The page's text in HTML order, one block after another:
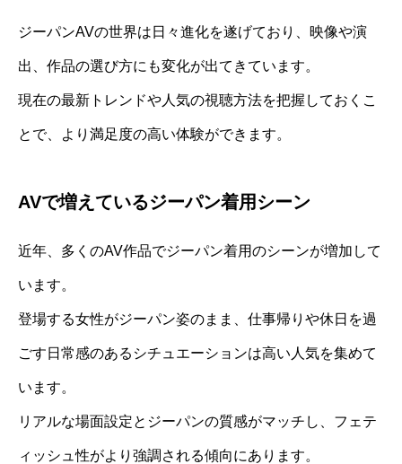
ジーパンAVの世界は日々進化を遂げており、映像や演
出、作品の選び方にも変化が出てきています。
現在の最新トレンドや人気の視聴方法を把握しておくこ
とで、より満足度の高い体験ができます。
AVで増えているジーパン着用シーン
近年、多くのAV作品でジーパン着用のシーンが増加して
います。
登場する女性がジーパン姿のまま、仕事帰りや休日を過
ごす日常感のあるシチュエーションは高い人気を集めて
います。
リアルな場面設定とジーパンの質感がマッチし、フェテ
ィッシュ性がより強調される傾向にあります。